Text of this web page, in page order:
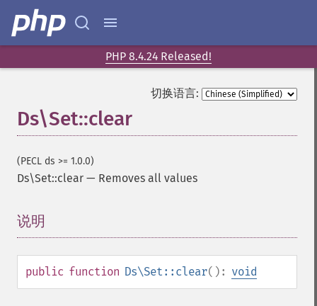
PHP 8.4.24 Released!
切换语言:
Ds\Set::clear
(PECL ds >= 1.0.0)
Ds\Set::clear — Removes all values
说明
public function Ds\Set::clear(): void